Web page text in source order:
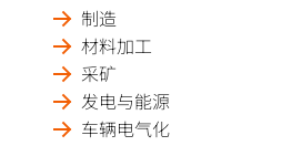
制造
材料加工
采矿
发电与能源
车辆电气化